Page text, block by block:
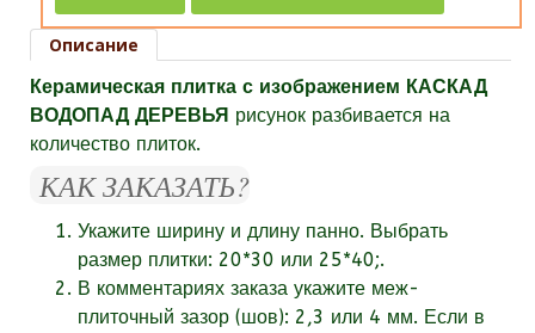
Описание
Керамическая плитка с изображением КАСКАД
ВОДОПАД ДЕРЕВЬЯ рисунок разбивается на
количество плиток.
КАК ЗАКАЗАТЬ?
Укажите ширину и длину панно. Выбрать
размер плитки: 20*30 или 25*40;.
В комментариях заказа укажите меж-
плиточный зазор (шов): 2,3 или 4 мм. Если в